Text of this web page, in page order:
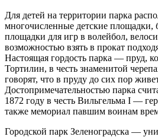
Для детей на территории парка
многочисленные детские площадки,
площадки для игр в волейбол,
возможностью взять в прокат
Настоящая гордость парка — пруд,
Тортилин, в честь знаменитой
говорят, что в пруду до сих пор
Достопримечательностью парка
1872 году в честь Вильгельма I —
также мемориал павшим воинам
Городской парк Зеленоградска —